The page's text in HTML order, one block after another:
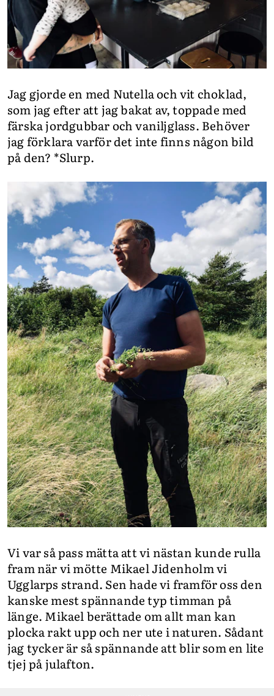
Jag gjorde en med Nutella och vit choklad,
som jag efter att jag bakat av, toppade med
färska jordgubbar och vaniljglass. Behöver
jag förklara varför det inte finns någon bild
på den? *Slurp.
Vi var så pass mätta att vi nästan kunde rulla
fram när vi mötte Mikael Jidenholm vi
Ugglarps strand. Sen hade vi framför oss den
kanske mest spännande typ timman på
länge. Mikael berättade om allt man kan
plocka rakt upp och ner ute i naturen. Sådant
jag tycker är så spännande att blir som en lite
tjej på julafton.